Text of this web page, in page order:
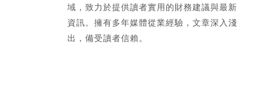
域，致力於提供讀者實用的財務建議與最新
資訊。擁有多年媒體從業經驗，文章深入淺
出，備受讀者信賴。